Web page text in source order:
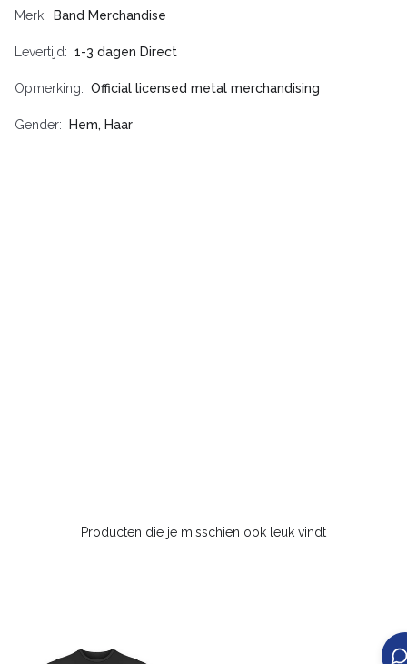
Merk Band Merchandise
Levertijd 1-3 dagen Direct
Opmerking Official licensed metal merchandising
Gender Hem, Haar
Producten die je misschien ook leuk vindt